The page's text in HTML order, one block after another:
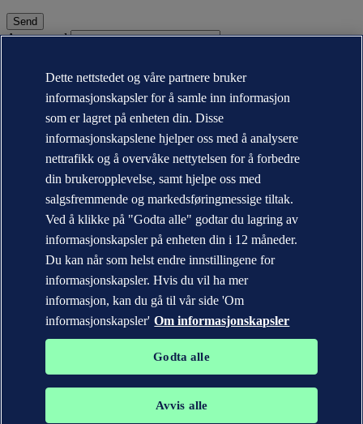
A password
Bærekraft
Nyheter og media
Årsrapport
Kontakt DNV
Finn våre kontorer
Personvernerklæring
Betingelser for bruk (Terms of Use)
Copyright © DNV AS 2026
Informasjonskapsler
Dette nettstedet og våre partnere bruker
informasjonskapsler for å samle inn informasjon
som er lagret på enheten din. Disse
informasjonskapslene hjelper oss med å analysere
nettrafikk og å overvåke nettytelsen for å forbedre
din brukeropplevelse, samt hjelpe oss med
salgsfremmende og markedsføringmessige tiltak.
Ved å klikke på "Godta alle" godtar du lagring av
informasjonskapsler på enheten din i 12 måneder.
Du kan når som helst endre innstillingene for
informasjonskapsler. Hvis du vil ha mer
informasjon, kan du gå til vår side 'Om
informasjonskapsler' Om informasjonskapsler
Godta alle
Avvis alle